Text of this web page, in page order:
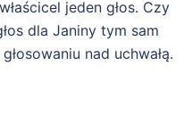
jeden głos. Czy
dla Janiny tym sam
nad uchwałą.